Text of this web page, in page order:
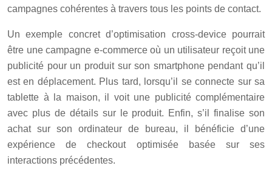
campagnes cohérentes à travers tous les points de contact.
Un exemple concret d’optimisation cross-device pourrait
être une campagne e-commerce où un utilisateur reçoit une
publicité pour un produit sur son smartphone pendant qu’il
est en déplacement. Plus tard, lorsqu’il se connecte sur sa
tablette à la maison, il voit une publicité complémentaire
avec plus de détails sur le produit. Enfin, s’il finalise son
achat sur son ordinateur de bureau, il bénéficie d’une
expérience de checkout optimisée basée sur ses
interactions précédentes.